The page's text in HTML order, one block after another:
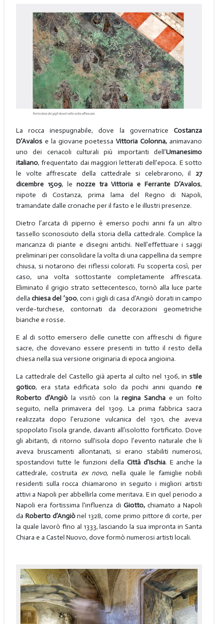
La rocca inespugnabile, dove la governatriceCostanza
D’Avalose la giovane poetessaVittoria Colonna, animavano
uno dei cenacoli culturali più importanti dell’Umanesimo
italiano, frequentato dai maggiori letterati dell'epoca. E sotto
le volte affrescate della cattedrale si celebrarono, il27
dicembre 1509, le nozze tra Vittoria e Ferrante D’Avalos,
nipote di Costanza, prima lama del Regno di Napoli,
tramandate dalle cronache per il fasto e le illustri presenze.
Dietro l’arcata di piperno è emerso pochi anni fa un altro
tassello sconosciuto della storia della cattedrale. Complice la
mancanza di piante e disegni antichi. Nell’effettuare i saggi
preliminari per consolidare la volta di una cappellina da sempre
chiusa, si notarono dei riflessi colorati. Fu scoperta così, per
caso, una volta sottostante completamente affrescata.
Eliminato il grigio strato settecentesco, tornò alla luce parte
dellachiesa del ‘300, con i gigli di casa d’Angiò dorati in campo
verde-turchese, contornati da decorazioni geometriche
bianche e rosse.
E al di sotto emersero delle cunette con affreschi di figure
sacre, che dovevano essere presenti in tutto il resto della
chiesa nella sua versione originaria di epoca angioina.
La cattedrale del Castello già aperta al culto nel 1306, instile
gotico, era stata edificata solo da pochi anni quandore
Roberto d’Angiòla visitò con laregina Sancha e un folto
seguito, nella primavera del 1309. La prima fabbrica sacra
realizzata dopo l’eruzione vulcanica del 1301, che aveva
spopolato l’isola grande, davanti all’isolotto fortificato. Dove
gli abitanti, di ritorno sull'isola dopo l’evento naturale che li
aveva bruscamenti allontanati, si erano stabiliti numerosi,
spostandovi tutte le funzioni dellaCittà d’Ischia. E anche la
cattedrale, costruita ex novo, nella quale le famiglie nobili
residenti sulla rocca chiamarono in seguito i migliori artisti
attivi a Napoli per abbellirla come meritava. E in quel periodo a
Napoli era fortissima l'influenza di Giotto, chiamato a Napoli
da Roberto d’Angiònel 1328, come primo pittore di corte, per
la quale lavorò fino al 1333, lasciando la sua impronta in Santa
Chiara e a Castel Nuovo, dove formò numerosi artisti locali.